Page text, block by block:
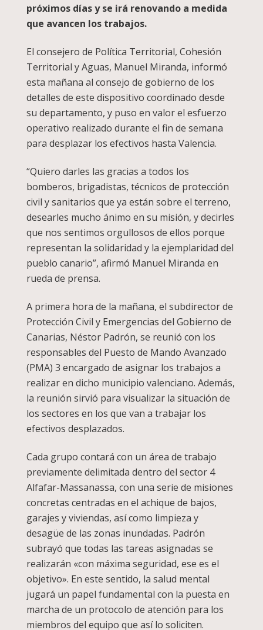
próximos días y se irá renovando a medida
que avancen los trabajos.
El consejero de Política Territorial, Cohesión
Territorial y Aguas, Manuel Miranda, informó
esta mañana al consejo de gobierno de los
detalles de este dispositivo coordinado desde
su departamento, y puso en valor el esfuerzo
operativo realizado durante el fin de semana
para desplazar los efectivos hasta Valencia.
“Quiero darles las gracias a todos los
bomberos, brigadistas, técnicos de protección
civil y sanitarios que ya están sobre el terreno,
desearles mucho ánimo en su misión, y decirles
que nos sentimos orgullosos de ellos porque
representan la solidaridad y la ejemplaridad del
pueblo canario”, afirmó Manuel Miranda en
rueda de prensa.
A primera hora de la mañana, el subdirector de
Protección Civil y Emergencias del Gobierno de
Canarias, Néstor Padrón, se reunió con los
responsables del Puesto de Mando Avanzado
(PMA) 3 encargado de asignar los trabajos a
realizar en dicho municipio valenciano. Además,
la reunión sirvió para visualizar la situación de
los sectores en los que van a trabajar los
efectivos desplazados.
Cada grupo contará con un área de trabajo
previamente delimitada dentro del sector 4
Alfafar-Massanassa, con una serie de misiones
concretas centradas en el achique de bajos,
garajes y viviendas, así como limpieza y
desagüe de las zonas inundadas. Padrón
subrayó que todas las tareas asignadas se
realizarán «con máxima seguridad, ese es el
objetivo». En este sentido, la salud mental
jugará un papel fundamental con la puesta en
marcha de un protocolo de atención para los
miembros del equipo que así lo soliciten.